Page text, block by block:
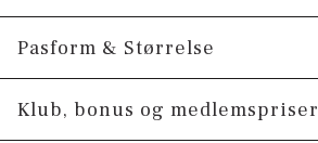
Logo på venstre ærme.
Fremstillet i 100% bomuld.
T-shirten har rund hals.
Pasform & Størrelse
Fit:Comfort fit
Klub, bonus og medlemspriser